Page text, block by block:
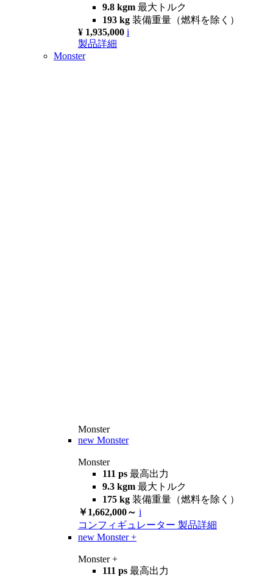
9.8 kgm 最大トルク
193 kg 装備重量（燃料を除く）
¥ 1,935,000 i
製品詳細
Monster
Monster
new Monster
Monster
111 ps 最高出力
9.3 kgm 最大トルク
175 kg 装備重量（燃料を除く）
￥1,662,000～ i
コンフィギュレーター 製品詳細
new Monster +
Monster +
111 ps 最高出力